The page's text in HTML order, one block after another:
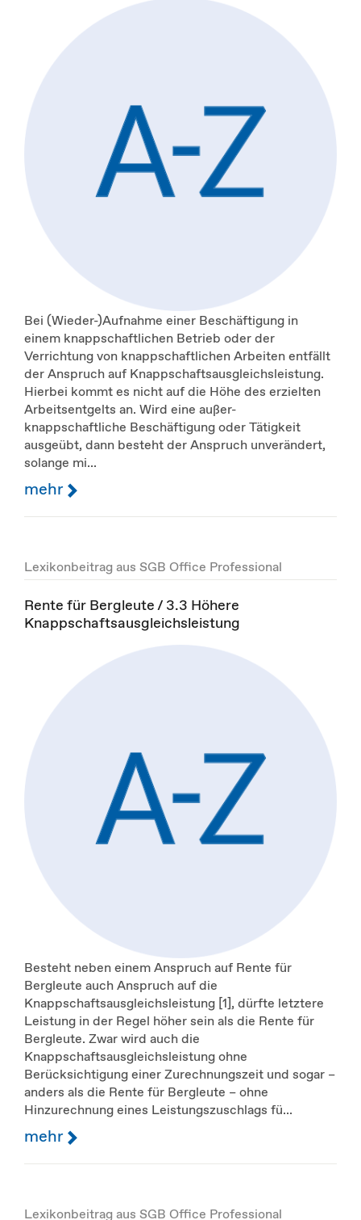
Bei (Wieder-)Aufnahme einer Beschäftigung in
einem knappschaftlichen Betrieb oder der
Verrichtung von knappschaftlichen Arbeiten entfällt
der Anspruch auf Knappschaftsausgleichsleistung.
Hierbei kommt es nicht auf die Höhe des erzielten
Arbeitsentgelts an. Wird eine außer-
knappschaftliche Beschäftigung oder Tätigkeit
ausgeübt, dann besteht der Anspruch unverändert,
solange mi...
mehr
Lexikonbeitrag aus SGB Office Professional
Rente für Bergleute / 3.3 Höhere
Knappschaftsausgleichsleistung
Besteht neben einem Anspruch auf Rente für
Bergleute auch Anspruch auf die
Knappschaftsausgleichsleistung [1], dürfte letztere
Leistung in der Regel höher sein als die Rente für
Bergleute. Zwar wird auch die
Knappschaftsausgleichsleistung ohne
Berücksichtigung einer Zurechnungszeit und sogar –
anders als die Rente für Bergleute – ohne
Hinzurechnung eines Leistungszuschlags fü...
mehr
Lexikonbeitrag aus SGB Office Professional